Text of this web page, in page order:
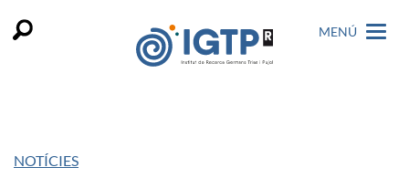
MENÚ
NOTÍCIES